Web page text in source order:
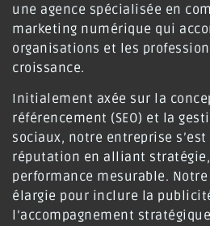
une agence spécialisée en
marketing numérique qui
organisations et les
croissance.
Initialement axée sur la
référencement (SEO) et la
sociaux, notre entreprise
réputation en alliant
performance mesurable.
élargie pour inclure la
l’accompagnement